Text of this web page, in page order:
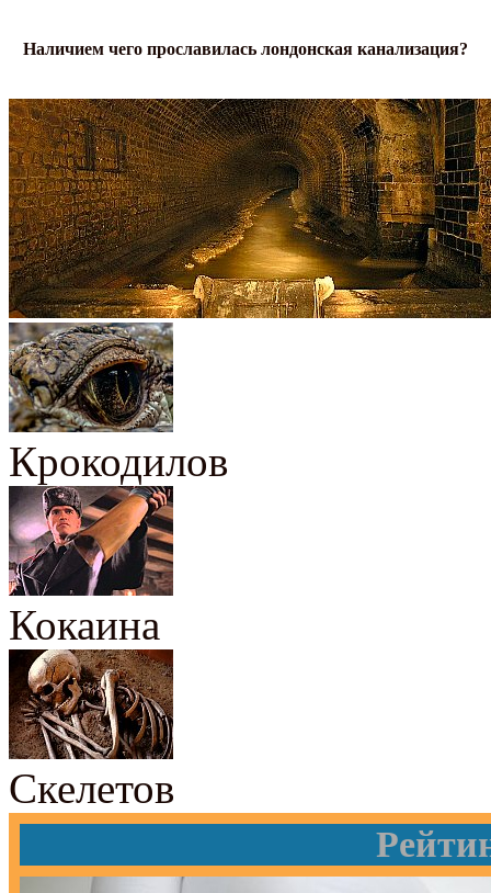
Наличием чего прославилась лондонская канализация?
Крокодилов
Кокаина
Скелетов